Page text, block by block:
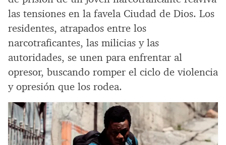
las tensiones en la favela Ciudad de Dios. Los
residentes, atrapados entre los
narcotraficantes, las milicias y las
autoridades, se unen para enfrentar al
opresor, buscando romper el ciclo de violencia
y opresión que los rodea.